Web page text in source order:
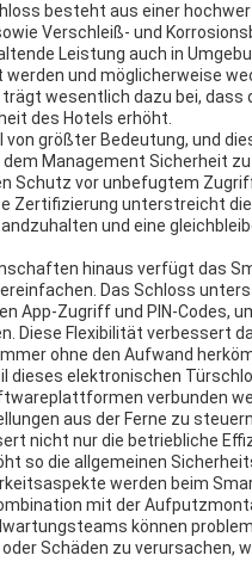
besteht aus einer
Verschleiß- und
Leistung auch in
und möglicherweise
wesentlich dazu bei,
des Hotels erhöht.
von größter Bedeutung, und
Management Sicherheit
Schutz vor unbefugtem
Zertifizierung unterstreicht
und eine
hinaus verfügt das
Das Schloss
App-Zugriff und PIN-Codes,
Diese Flexibilität verbessert
ohne den Aufwand
dieses elektronischen
verbunden
aus der Ferne zu
nicht nur die betriebliche
so die allgemeinen
werden beim
mit der
können
Schäden zu verursachen,